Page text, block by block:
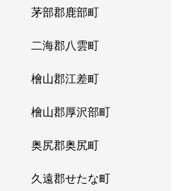
茅部郡鹿部町
二海郡八雲町
檜山郡江差町
檜山郡厚沢部町
奥尻郡奥尻町
久遠郡せたな町